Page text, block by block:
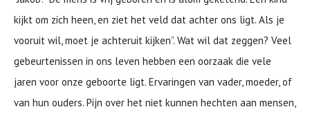
kijkt om zich heen, en ziet het veld dat achter ons ligt. Als je
vooruit wil, moet je achteruit kijken”. Wat wil dat zeggen? Veel
gebeurtenissen in ons leven hebben een oorzaak die vele
jaren voor onze geboorte ligt. Ervaringen van vader, moeder, of
van hun ouders. Pijn over het niet kunnen hechten aan mensen,